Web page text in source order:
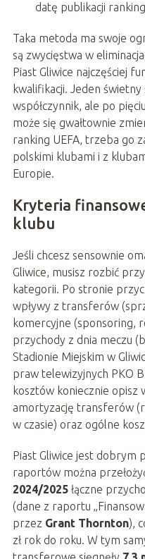
datę publikacji
Taka metoda ma swoje
są zwycięstwa w
Piast Gliwice najczęściej
kwalifikacji. Jeden
współczynnik, ale po
może się gwałtownie
ranking UEFA, trzeba go
polskimi klubami i z
Europie.
Kryteria
klubu
Jeśli chcesz sensownie
Gliwice, musisz rozbić
kategorii. Po stronie
wpływy z transferów
komercyjne (sponsoring,
przychody z dnia meczu
Stadionie Miejskim w
praw telewizyjnych PKO
kosztów koniecznie opisz
amortyzację transferów
w czasie) oraz ogólne
Piast Gliwice jest dobrym
raportów można
2024/2025łączne
(dane z raportu
przez Grant Thornton),
zł rok do roku. W tym